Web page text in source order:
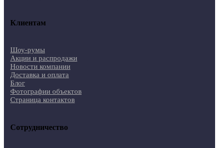
Клиентам
Шоу-румы
Акции и распродажи
Новости компании
Доставка и оплата
Блог
Фотографии объектов
Страница контактов
Сотрудничество